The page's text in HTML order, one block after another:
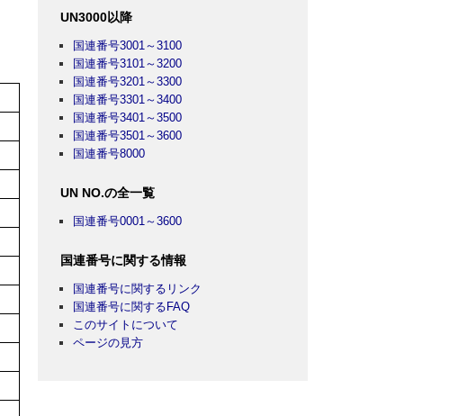
UN3000以降
国連番号3001～3100
国連番号3101～3200
国連番号3201～3300
国連番号3301～3400
国連番号3401～3500
国連番号3501～3600
国連番号8000
UN NO.の全一覧
国連番号0001～3600
国連番号に関する情報
国連番号に関するリンク
国連番号に関するFAQ
このサイトについて
ページの見方